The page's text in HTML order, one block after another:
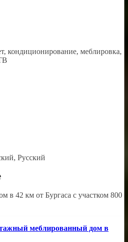
кондиционирование, меблировка,
Русский
в 42 км от Бургаса с участком 800
меблированный дом в